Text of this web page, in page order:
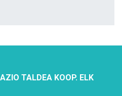
TALDEA KOOP. ELK